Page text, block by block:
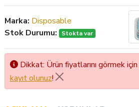
Marka: Disposable
Stok Durumu:
Stokta var
Dikkat: Ürün fiyatlarını görmek için
kayıt olunuz!